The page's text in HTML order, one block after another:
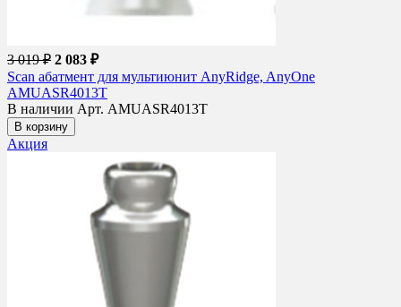
3 019 ₽ 2 083 ₽
Scan абатмент для мультиюнит AnyRidge, AnyOne
AMUASR4013T
В наличии Арт. AMUASR4013T
В корзину
Акция